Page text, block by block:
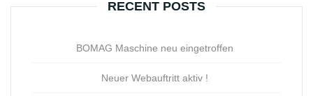
RECENT POSTS
BOMAG Maschine neu eingetroffen
Neuer Webauftritt aktiv !